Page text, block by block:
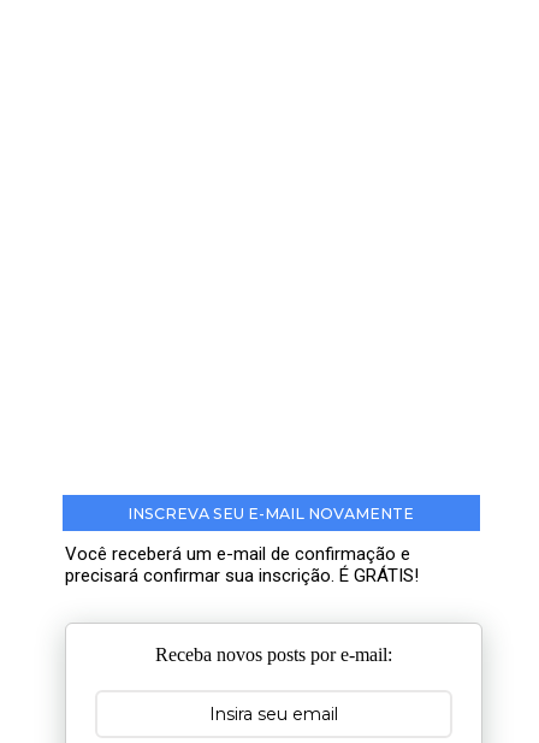
INSCREVA SEU E-MAIL NOVAMENTE
Você receberá um e-mail de confirmação e
precisará confirmar sua inscrição. É GRÁTIS!
Receba novos posts por e-mail: